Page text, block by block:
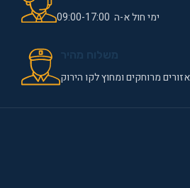
ימי חול א-ה 09:00-17:00